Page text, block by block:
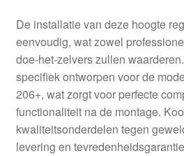
De installatie van deze hoogte
eenvoudig, wat zowel
doe-het-zelvers zullen
specifiek ontworpen voor de
206+, wat zorgt voor perfecte
functionaliteit na de montage.
kwaliteitsonderdelen tegen
levering en